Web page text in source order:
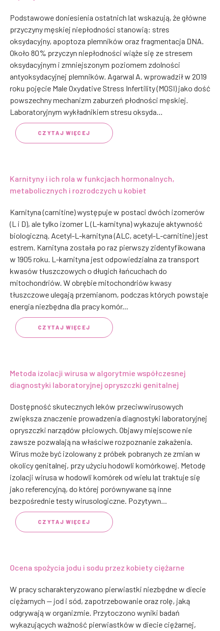
Podstawowe doniesienia ostatnich lat wskazują, że główne
przyczyny męskiej niepłodności stanowią: stres
oksydacyjny, apoptoza plemników oraz fragmentacja DNA.
Około 80% przyczyn niepłodności wiąże się ze stresem
oksydacyjnym i zmniejszonym poziomem zdolności
antyoksydacyjnej plemników. Agarwal A. wprowadził w 2019
roku pojęcie Male Oxydative Stress Infertility (MOSI) jako dość
powszechny mechanizm zaburzeń płodności męskiej.
Laboratoryjnym wykładnikiem stresu oksyda...
CZYTAJ WIĘCEJ
Karnityny i ich rola w funkcjach hormonalnych,
metabolicznych i rozrodczych u kobiet
Karnityna (carnitine) występuje w postaci dwóch izomerów
(L i D), ale tylko izomer L (L-karnityna) wykazuje aktywność
biologiczną. Acetyl-L-karnityna (ALC, acetyl-L-carnitine) jest
estrem. Karnityna została po raz pierwszy zidentyfikowana
w 1905 roku. L-karnityna jest odpowiedzialna za transport
kwasów tłuszczowych o długich łańcuchach do
mitochondriów. W obrębie mitochondriów kwasy
tłuszczowe ulegają przemianom, podczas których powstaje
energia niezbędna dla pracy komór...
CZYTAJ WIĘCEJ
Metoda izolacji wirusa w algorytmie współczesnej
diagnostyki laboratoryjnej opryszczki genitalnej
Dostępność skutecznych leków przeciwwirusowych
zwiększa znaczenie prowadzenia diagnostyki laboratoryjnej
opryszczki narządów płciowych. Objawy miejscowe nie
zawsze pozwalają na właściwe rozpoznanie zakażenia.
Wirus może być izolowany z próbek pobranych ze zmian w
okolicy genitalnej, przy użyciu hodowli komórkowej. Metodę
izolacji wirusa w hodowli komórek od wielu lat traktuje się
jako referencyjną, do której porównywane są inne
bezpośrednie testy wirusologiczne. Pozytywn...
CZYTAJ WIĘCEJ
Ocena spożycia jodu i sodu przez kobiety ciężarne
W pracy scharakteryzowano pierwiastki niezbędne w diecie
ciężarnych — jod i sód, zapotrzebowanie oraz rolę, jaką
odgrywają w organizmie. Przytoczono wyniki badań
wykazujących ważność pierwiastków w diecie ciężarnej,